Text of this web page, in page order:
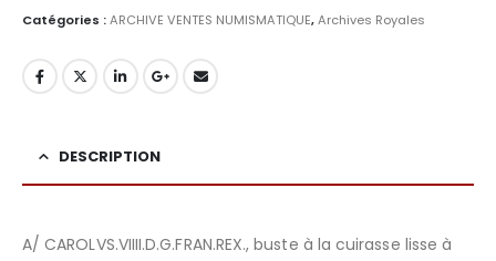
Catégories :ARCHIVE VENTES NUMISMATIQUE,Archives Royales
DESCRIPTION
A/ CAROLVS.VIIII.D.G.FRAN.REX., buste à la cuirasse lisse à